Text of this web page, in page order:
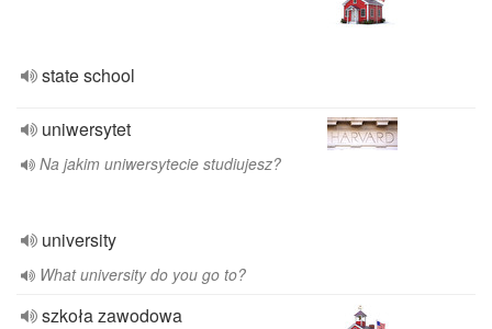
state school
uniwersytet
Na jakim uniwersytecie studiujesz?
university
What university do you go to?
szkoła zawodowa